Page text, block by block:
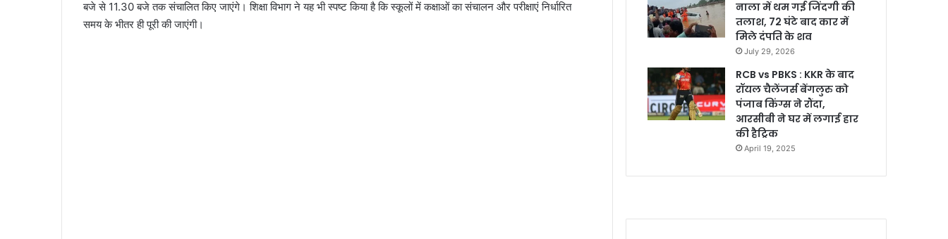
बजे से 11.30 बजे तक संचालित किए जाएंगे। शिक्षा विभाग ने यह भी स्पष्ट किया है कि स्कूलों में कक्षाओं का संचालन और परीक्षाएं निर्धारित
समय के भीतर ही पूरी की जाएंगी।
नाला में थम गई जिंदगी की
तलाश, 72 घंटे बाद कार में
मिले दंपति के शव
July 29, 2026
RCB vs PBKS : KKR के बाद
रॉयल चैलेंजर्स बेंगलुरु को
पंजाब किंग्स ने रौंदा,
आरसीबी ने घर में लगाई हार
की हैट्रिक
April 19, 2025